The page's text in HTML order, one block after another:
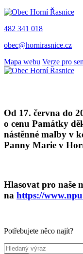
482 341 018
obec@hornirasnice.cz
Mapa webu Verze pro
Od 17. června do
o cenu Památky
nástěnné malby v
Panny Marie v
Hlasovat pro naše
na https://
Potřebujete něco najít?